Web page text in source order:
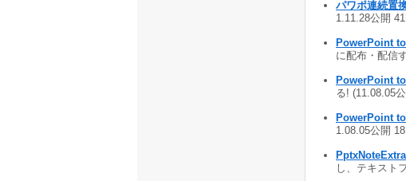
パワポ連続置
1.11.28公開
PowerPoint
に配布・配信
PowerPoint
る! (11.08.05
PowerPoint
1.08.05公開
し、テキスト